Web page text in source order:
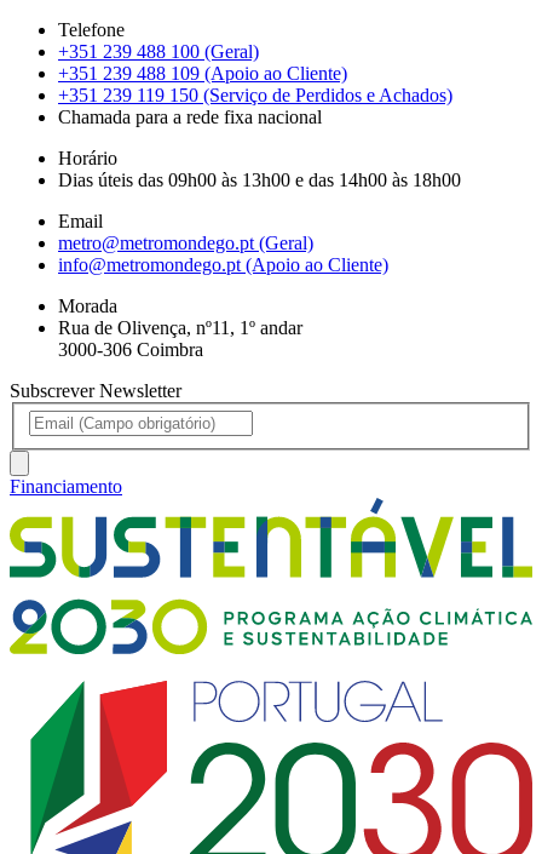
Telefone
+351 239 488 100 (Geral)
+351 239 488 109 (Apoio ao Cliente)
+351 239 119 150 (Serviço de Perdidos e Achados)
Chamada para a rede fixa nacional
Horário
Dias úteis das 09h00 às 13h00 e das 14h00 às 18h00
Email
metro@metromondego.pt (Geral)
info@metromondego.pt (Apoio ao Cliente)
Morada
Rua de Olivença, nº11, 1º andar
3000-306 Coimbra
Subscrever Newsletter
Financiamento